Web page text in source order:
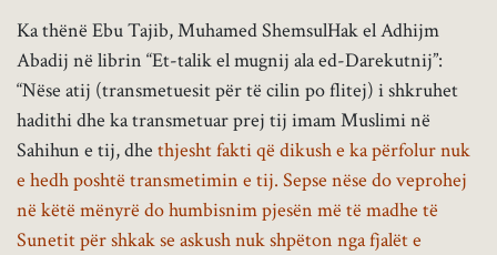
Ka thënë Ebu Tajib, Muhamed ShemsulHak el Adhijm
Abadij në librin “Et-talik el mugnij ala ed-Darekutnij”:
“Nëse atij (transmetuesit për të cilin po flitej) i shkruhet
hadithi dhe ka transmetuar prej tij imam Muslimi në
Sahihun e tij, dhe thjesht fakti që dikush e ka përfolur nuk
e hedh poshtë transmetimin e tij. Sepse nëse do veprohej
në këtë mënyrë do humbisnim pjesën më të madhe të
Sunetit për shkak se askush nuk shpëton nga fjalët e